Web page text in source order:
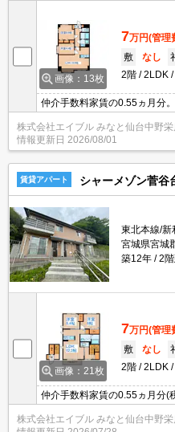
画像：13枚
7万円(管理
敷
なし
2階
2LDK
仲介手数料家賃の0.55ヵ月分
ク。
株式会社エイブル みなと仙台中野栄
情報更新日 2026/08/01
賃貸アパート シャーメゾン菅
東北本線/新
宮城県宮城
築12年
2
画像：21枚
7万円(管理
敷
なし
2階
2LDK
仲介手数料家賃の0.55ヵ月分(
ターネット接続料無料。追焚
便座付き。シャワー付独立洗
株式会社エイブル みなと仙台中野栄